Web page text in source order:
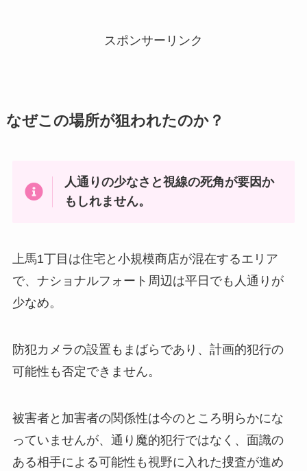
スポンサーリンク
なぜこの場所が狙われたのか？
人通りの少なさと視線の死角が要因か
もしれません。
上馬1丁目は住宅と小規模商店が混在するエリア
で、ナショナルフォート周辺は平日でも人通りが
少なめ。
防犯カメラの設置もまばらであり、計画的犯行の
可能性も否定できません。
被害者と加害者の関係性は今のところ明らかにな
っていませんが、通り魔的犯行ではなく、面識の
ある相手による可能性も視野に入れた捜査が進め